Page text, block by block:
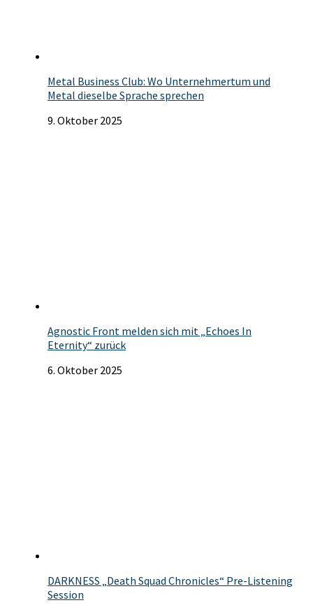
Metal Business Club: Wo Unternehmertum und
Metal dieselbe Sprache sprechen
9. Oktober 2025
Agnostic Front melden sich mit „Echoes In
Eternity“ zurück
6. Oktober 2025
DARKNESS „Death Squad Chronicles“ Pre-Listening
Session